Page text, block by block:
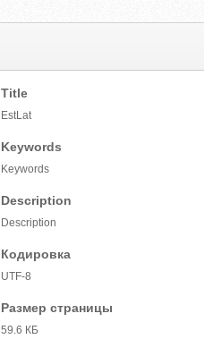
Title
EstLat
Keywords
Keywords
Description
Description
Кодировка
UTF-8
Размер страницы
59.6 КБ